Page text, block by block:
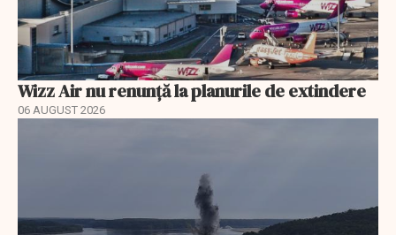
Wizz Air nu renunță la planurile de extindere
06 AUGUST 2026